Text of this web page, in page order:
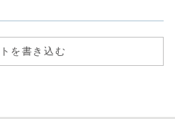
を書き込む